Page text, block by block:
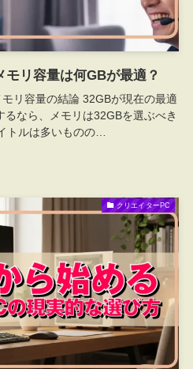
リ容量は何GBが最適？
リ容量の結論 32GBが現在の最適
なら、メモリは32GBを選ぶべき
トルは多いものの…
クリエイターPC